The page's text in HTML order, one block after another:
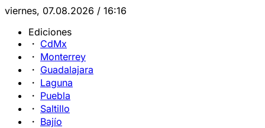
viernes, 07.08.2026 / 16:16
Ediciones
CdMx
Monterrey
Guadalajara
Laguna
Puebla
Saltillo
Bajío